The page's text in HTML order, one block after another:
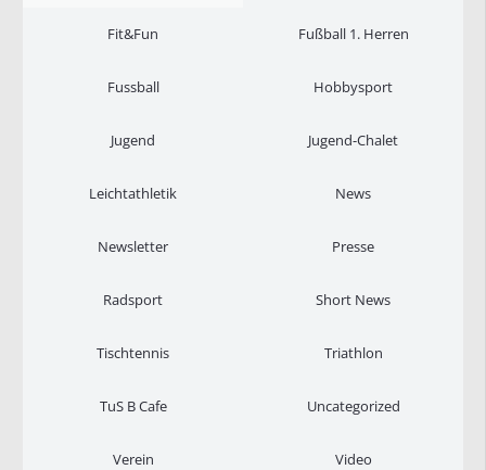
Fit&Fun Fußball 1. Herren
Fussball Hobbysport
Jugend Jugend-Chalet
Leichtathletik News
Newsletter Presse
Radsport Short News
Tischtennis Triathlon
TuS B Cafe Uncategorized
Verein Video